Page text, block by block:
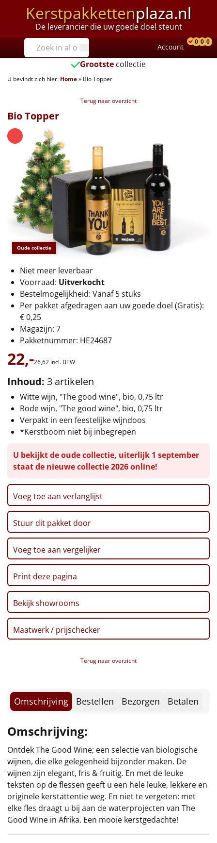
Kerstpakkettenplaza.nl
De leverancier die uw goede doel steunt
Prijzen
Tot €25
€25 tot €35
€40 tot €45
€45 tot €50
€50 tot €55
€55 tot €75
€75 tot €100
€100 en hoger
Alle kerstpakketten 2026
Thema
Origineel
Rituals
Luxe
Mannen
Vrouwen
Duurzaam
Leuke
Uniek
Alle thema's
Artikel
Hitster NIEUW
Pizzarette
Tas
Wake up light
NIEUW
Slowcooker POPULAIR
Noodradio NIEUW
Deken (fleece plaid)
Alle artikelen
Overige
Ideeën
Account
0 0 0
Grootste collectie
U bevindt zich hier: Home» Bio Topper
Terug naar overzicht
Oude collectie
Bio Topper
Niet meer leverbaar
Voorraad: Uitverkocht
Bestelmogelijkheid: Vanaf 5 stuks
Per pakket afgedragen aan uw goede doel (Gratis):
€ 0,25
Magazijn: 7
Pakketnummer: HE24687
22,-26,62 incl. BTW
Inhoud: 3 artikelen
Witte wijn, "The good wine", bio, 0,75 ltr
Rode wijn, "The good wine", bio, 0,75 ltr
Verpakt in een feestelijke wijndoos
*Kerstboom niet bij inbegrepen
U bekijkt de oude collectie, uiterlijk 1 september
staat de nieuwe collectie 2026 online!
Voeg toe aan verlanglijst
Stuur dit pakket door
Voeg toe aan vergelijker
Print deze pagina
Bekijk showrooms
Maatwerk / prijschecker
Terug naar overzicht
Omschrijving Bestellen Bezorgen Betalen
Omschrijving:
Ontdek The Good Wine; een selectie van biologische
wijnen, die elke gelegenheid bijzonder maken. De
wijnen zijn elegant, fris & fruitig. En met de leuke
teksten op de flessen geeft u een hele leuke, lekkere en
originele kerstattentie weg. En niet te vergeten: met
elke fles draagt u bij aan de waterprojecten van The
Good WIne in Afrika. Een mooie kerstgedachte!